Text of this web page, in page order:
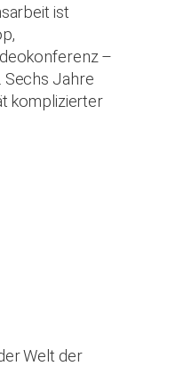
ist
–
Sechs Jahre
komplizierter
Welt der